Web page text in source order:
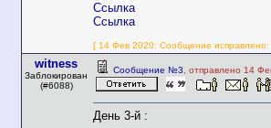
Ссылка
Ссылка
[ 14 Фев 2020: Сообщение исправлено:
witness
Заблокирован
(#6088)
Сообщение №3 , отправлено 14
День 3-й :